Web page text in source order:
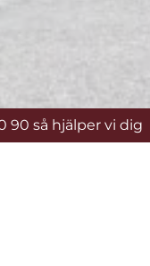
90 så hjälper vi dig